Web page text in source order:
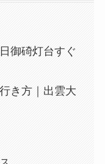
御碕灯台すぐ
き方｜出雲大